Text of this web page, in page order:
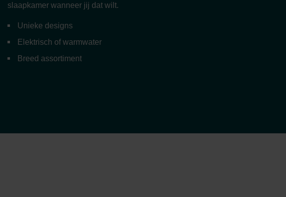
slaapkamer wanneer jij dat wilt.
Unieke designs
Elektrisch of warmwater
Breed assortiment